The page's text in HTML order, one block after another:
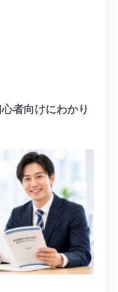
者向けにわかり